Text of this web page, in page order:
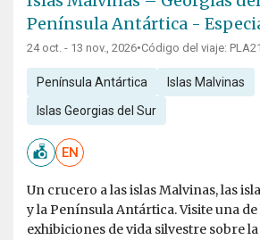
Península Antártica -
24 oct. - 13 nov., 2026•Código del viaje:
Península Antártica Islas Malvinas
Islas Georgias del Sur
EN
Un crucero a las islas Malvinas, las
y la Península Antártica. Visite una de
exhibiciones de vida silvestre sobre